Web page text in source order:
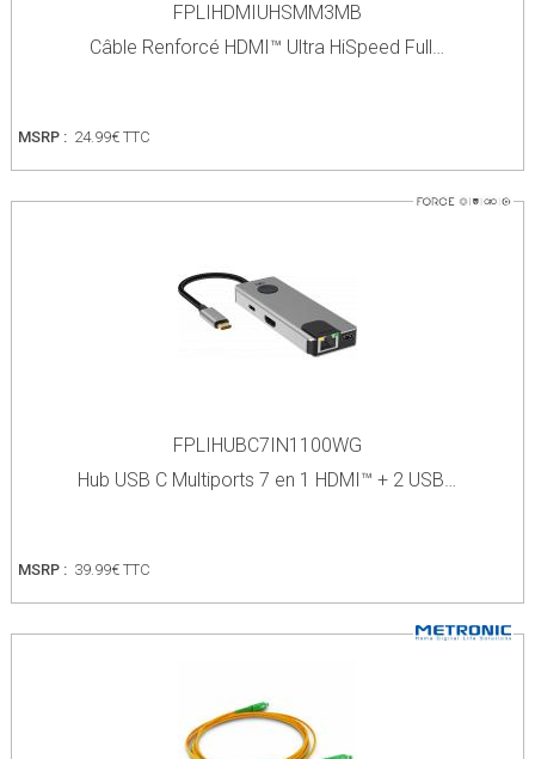
FPLIHDMIUHSMM3MB
Câble Renforcé HDMI™ Ultra HiSpeed Full…
MSRP : 24.99€ TTC
FPLIHUBC7IN1100WG
Hub USB C Multiports 7 en 1 HDMI™ + 2 USB…
MSRP : 39.99€ TTC